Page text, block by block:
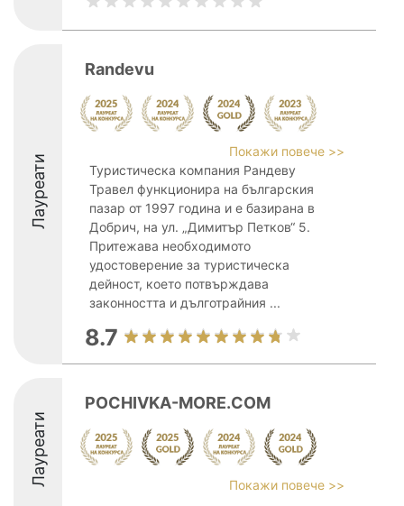
Лауреати
Randevu
Покажи повече >>
Туристическа компания Рандеву
Травел функционира на българския
пазар от 1997 година и е базирана в
Добрич, на ул. „Димитър Петков“ 5.
Притежава необходимото
удостоверение за туристическа
дейност, което потвърждава
законността и дълготрайния ...
8.7
Лауреати
POCHIVKA-MORE.COM
Покажи повече >>